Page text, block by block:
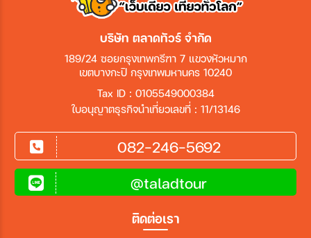
บริษัท ตลาดทัวร์ จำกัด
189/24 ซอยกรุงเทพกรีฑา 7 แขวงหัวหมาก
เขตบางกะปิ กรุงเทพมหานคร 10240
Tax ID : 0105549000384
ใบอนุญาตธุรกิจนำเที่ยวเลขที่ : 11/13146
082-246-5692
@taladtour
ติดต่อเรา